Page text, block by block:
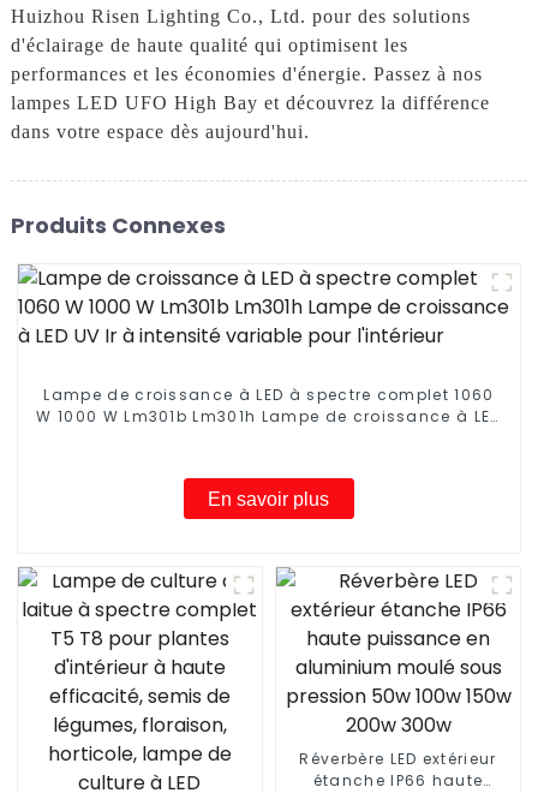
Huizhou Risen Lighting Co., Ltd. pour des solutions
d'éclairage de haute qualité qui optimisent les
performances et les économies d'énergie. Passez à nos
lampes LED UFO High Bay et découvrez la différence
dans votre espace dès aujourd'hui.
Produits Connexes
Lampe de croissance à LED à spectre complet 1060
W 1000 W Lm301b Lm301h Lampe de croissance à LED
En savoir plus
Réverbère LED extérieur
étanche IP66 haute